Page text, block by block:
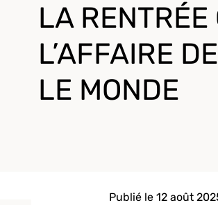
LA RENTRÉE
L’AFFAIRE
LE MONDE
Publié le 12 août